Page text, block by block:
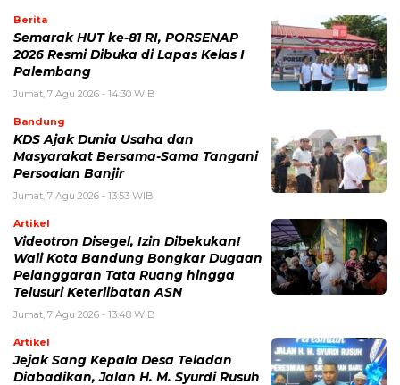
Berita
Semarak HUT ke-81 RI, PORSENAP
2026 Resmi Dibuka di Lapas Kelas I
Palembang
Jumat, 7 Agu 2026 - 14:30 WIB
Bandung
KDS Ajak Dunia Usaha dan
Masyarakat Bersama-Sama Tangani
Persoalan Banjir
Jumat, 7 Agu 2026 - 13:53 WIB
Artikel
Videotron Disegel, Izin Dibekukan!
Wali Kota Bandung Bongkar Dugaan
Pelanggaran Tata Ruang hingga
Telusuri Keterlibatan ASN
Jumat, 7 Agu 2026 - 13:48 WIB
Artikel
Jejak Sang Kepala Desa Teladan
Diabadikan, Jalan H. M. Syurdi Rusuh